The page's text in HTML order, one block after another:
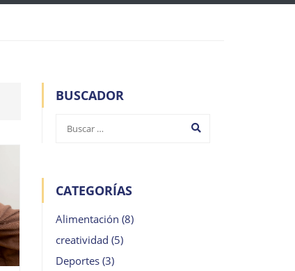
BUSCADOR
CATEGORÍAS
Alimentación (8)
creatividad (5)
Deportes(3)